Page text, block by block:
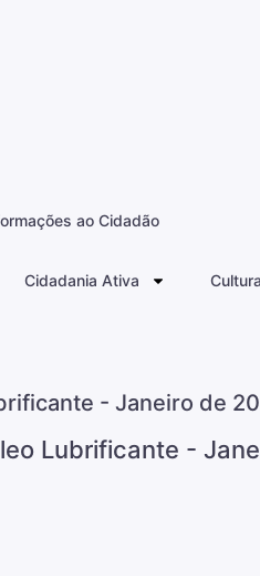
Cidadania Ativa
- Janeiro de
Lubrificante -